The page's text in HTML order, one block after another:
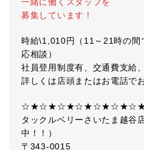
一緒に働くスタッフを
募集しています！
時給\1,010円（11～21時の間
応相談）
社員登用制度有、交通費支給
詳しくは店頭またはお電話で
タックルベリーさいたま越谷
中！！）
〒343-0015